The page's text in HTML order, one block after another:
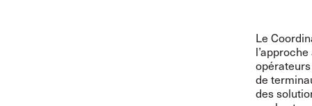
Le
de
des